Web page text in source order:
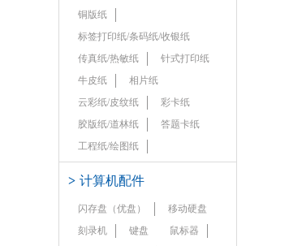
铜版纸
标签打印纸/条码纸/收银纸
传真纸/热敏纸
针式打印纸
牛皮纸
相片纸
云彩纸/皮纹纸
彩卡纸
胶版纸/道林纸
答题卡纸
工程纸/绘图纸
> 计算机配件
闪存盘（优盘）
移动硬盘
刻录机
键盘
鼠标器